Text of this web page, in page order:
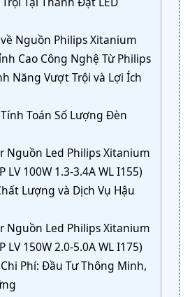
Nguồn Philips Xitanium
Cao Công Nghệ Từ Philips
Năng Vượt Trội và Lợi Ích
Toán Số Lượng Đèn
Nguồn Led Philips Xitanium
LV 100W 1.3-3.4A WL I155)
Lượng và Dịch Vụ Hậu
Nguồn Led Philips Xitanium
LV 150W 2.0-5.0A WL I175)
Phí: Đầu Tư Thông Minh,